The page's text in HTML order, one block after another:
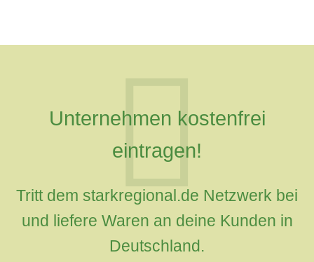
Unternehmen kostenfrei
eintragen!
Tritt dem starkregional.de Netzwerk bei
und liefere Waren an deine Kunden in
Deutschland.